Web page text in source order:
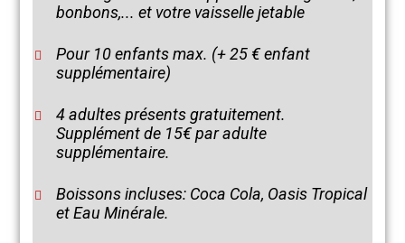
bonbons,... et votre vaisselle jetable
Pour 10 enfants max. (+ 25 € enfant
supplémentaire)
4 adultes présents gratuitement.
Supplément de 15€ par adulte
supplémentaire.
Boissons incluses: Coca Cola, Oasis Tropical
et Eau Minérale.